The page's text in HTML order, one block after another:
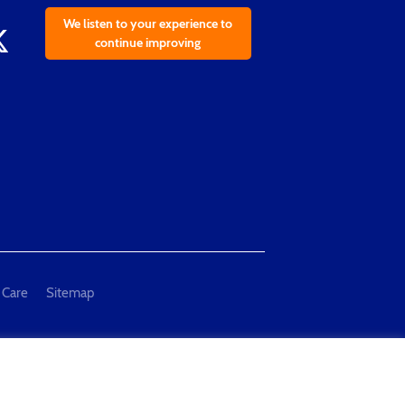
We listen to your experience to
continue improving
Sitemap